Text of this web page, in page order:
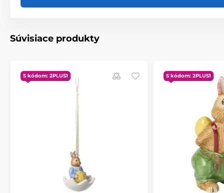
Súvisiace produkty
S kódom: 2PLUS1 S kódom: 2PLUS1